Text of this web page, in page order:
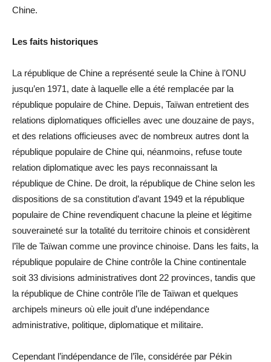
Chine.
Les faits historiques
La république de Chine a représenté seule la Chine à l’ONU
jusqu’en 1971, date à laquelle elle a été remplacée par la
république populaire de Chine. Depuis, Taïwan entretient des
relations diplomatiques officielles avec une douzaine de pays,
et des relations officieuses avec de nombreux autres dont la
république populaire de Chine qui, néanmoins, refuse toute
relation diplomatique avec les pays reconnaissant la
république de Chine. De droit, la république de Chine selon les
dispositions de sa constitution d’avant 1949 et la république
populaire de Chine revendiquent chacune la pleine et légitime
souveraineté sur la totalité du territoire chinois et considèrent
l’île de Taïwan comme une province chinoise. Dans les faits, la
république populaire de Chine contrôle la Chine continentale
soit 33 divisions administratives dont 22 provinces, tandis que
la république de Chine contrôle l’île de Taïwan et quelques
archipels mineurs où elle jouit d’une indépendance
administrative, politique, diplomatique et militaire.
Cependant l’indépendance de l’île, considérée par Pékin